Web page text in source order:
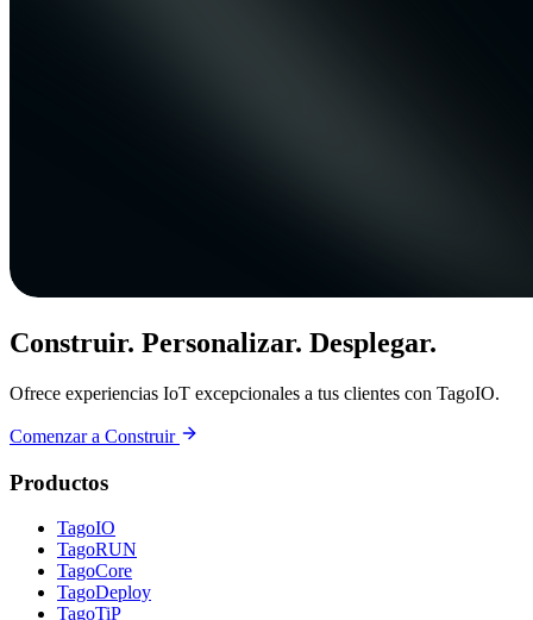
Construir. Personalizar. Desplegar.
Ofrece experiencias IoT excepcionales a tus clientes con TagoIO.
Comenzar a Construir
Productos
TagoIO
TagoRUN
TagoCore
TagoDeploy
TagoTiP